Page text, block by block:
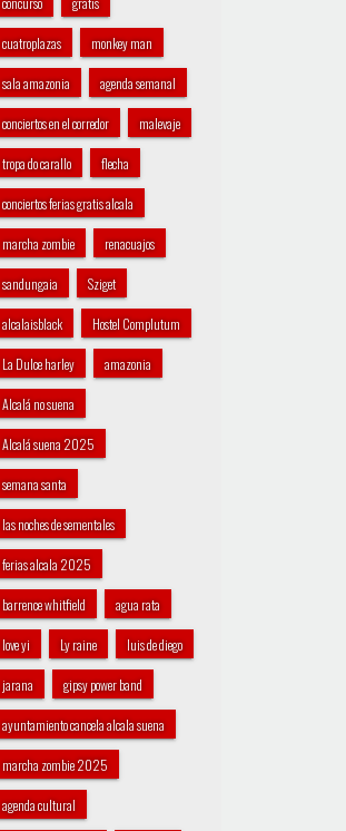
cuatroplazas monkey man
sala amazonia agenda semanal
conciertos en el corredor malevaje
tropa do carallo flecha
conciertos ferias gratis alcala
marcha zombie renacuajos
sandungaia Sziget
alcalaisblack Hostel Complutum
La Dulce harley amazonia
Alcalá no suena
Alcalá suena 2025
semana santa
las noches de sementales
ferias alcala 2025
barrence whitfield agua rata
love yi Ly raine luis de diego
jarana gipsy power band
ayuntamiento cancela alcala suena
marcha zombie 2025
agenda cultural